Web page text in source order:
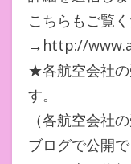
こちらもご覧
→http://
★各航空会社の
す。
（各航空会社
ブログで公開